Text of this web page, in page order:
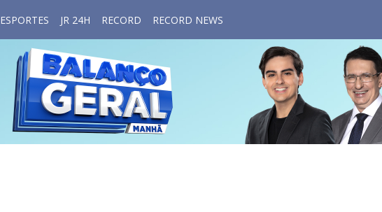
ESPORTES JR 24H RECORD RECORD NEWS